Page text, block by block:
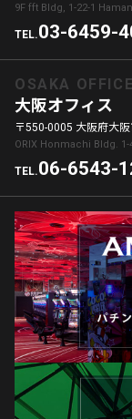
9F fft Bldg, 1-22-1
TEL.03-6459-
OSAKA OFFICE
大阪オフィス
〒550-0005 大阪府大
ORIX Honmachi Bldg.
TEL.06-6543-